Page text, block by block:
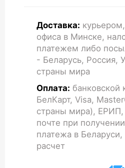
Доставка:
офиса в Минске,
платежем либо
- Беларусь, Россия,
страны мира
Оплата: банковской
БелКарт, Visa,
страны мира),
почте при
платежа в
расчет